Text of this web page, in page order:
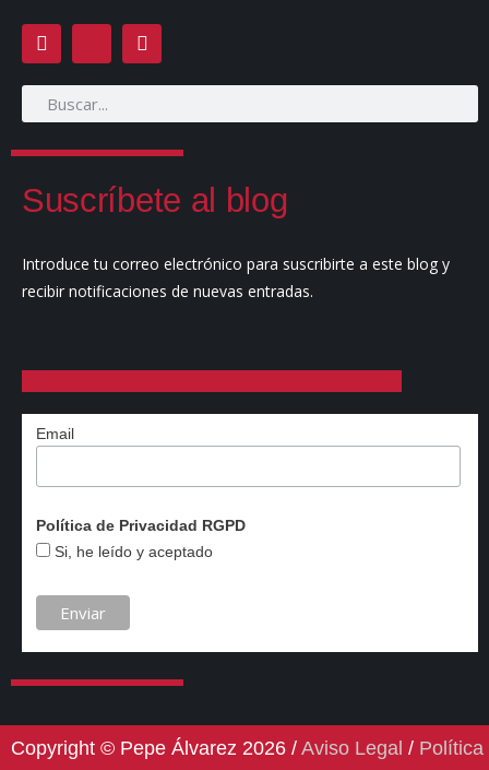
Suscríbete al blog
Introduce tu correo electrónico para suscribirte a este blog y
recibir notificaciones de nuevas entradas.
Email
Política de Privacidad RGPD
Si, he leído y aceptado
Copyright © Pepe Álvarez 2026 / Aviso Legal / Política